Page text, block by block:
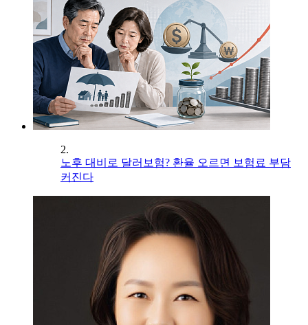
2.
노후 대비로 달러보험? 환율 오르면 보험료 부담
커진다